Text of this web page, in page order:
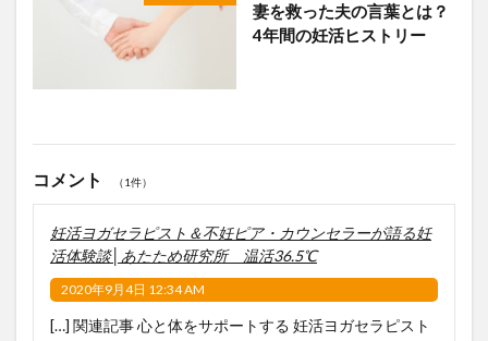
妻を救った夫の言葉とは？
4年間の妊活ヒストリー
コメント （1件）
妊活ヨガセラピスト＆不妊ピア・カウンセラーが語る妊
活体験談│あたため研究所 温活36.5℃
2020年9月4日 12:34 AM
[…] 関連記事 心と体をサポートする 妊活ヨガセラピスト